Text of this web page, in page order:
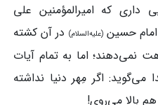
داری که امیرالمؤمنین علی
حسین(علیه‌السلام) در آن کشته
نمی‌دهند؛ اما به تمام آیات
می‌گوید: اگر مِهر دنیا نداشته
بالا می‌روی!